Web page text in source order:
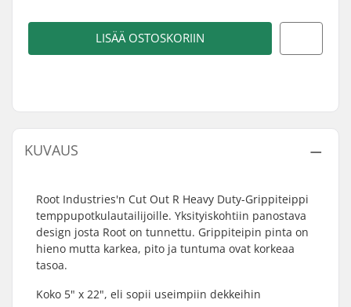
LISÄÄ OSTOSKORIIN
KUVAUS
Root Industries'n Cut Out R Heavy Duty-Grippiteippi
temppupotkulautailijoille. Yksityiskohtiin panostava
design josta Root on tunnettu. Grippiteipin pinta on
hieno mutta karkea, pito ja tuntuma ovat korkeaa
tasoa.
Koko 5" x 22", eli sopii useimpiin dekkeihin